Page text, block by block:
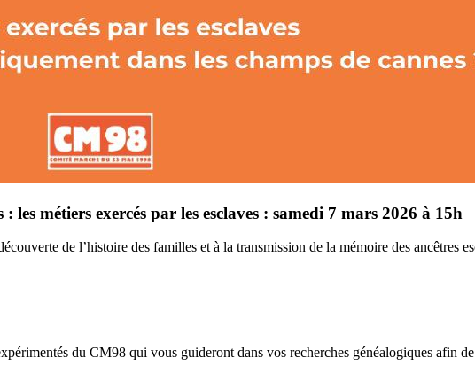
métiers exercés par les esclaves : samedi 7 mars 2026 à 15h
de l’histoire des familles et à la transmission de la mémoire des ancêtres
du CM98 qui vous guideront dans vos recherches généalogiques afin